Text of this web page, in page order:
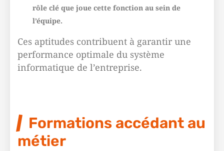
rôle clé que joue cette fonction au sein de
l’équipe.
Ces aptitudes contribuent à garantir une
performance optimale du système
informatique de l’entreprise.
Formations accédant au
métier